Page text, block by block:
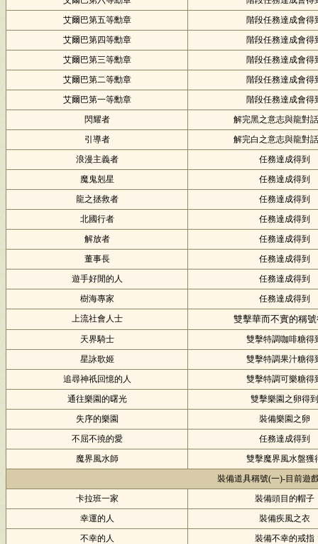
艾爾巴第五等勳章
階段任務達成會得
艾爾巴第四等勳章
階段任務達成會得
艾爾巴第三等勳章
階段任務達成會得
艾爾巴第二等勳章
階段任務達成會得
艾爾巴第一等勳章
階段任務達成會得
閃耀者
解完黑之意志與龍對
引導者
解完白之意志與龍對
浪漫主義者
任務達成得到
魔鬼剋星
任務達成得到
龍之拯救者
任務達成得到
北國行者
任務達成得到
解放者
任務達成得到
董事長
任務達成得到
遊手好閒的人
任務達成得到
樹海專家
任務達成得到
上流社會人士
雙擊華而不實的稱
天界騎士
雙擊特調咖啡糖得
星詠歌姬
雙擊特調果汁糖得
追尋神祇回憶的人
雙擊特調可樂糖得
通往樂園的曙光
雙擊樂園之卵得到
失序的樂園
裝備樂園之卵
不屈不撓的愛
任務達成得到
魔界風水師
雙擊魔界風水盤獲
裝備道具稱號(一)-目前遊
卡拉班一家
裝備頭目的帽子
幸運的人
裝備疾風之衣
不幸的人
裝備不幸的戒指